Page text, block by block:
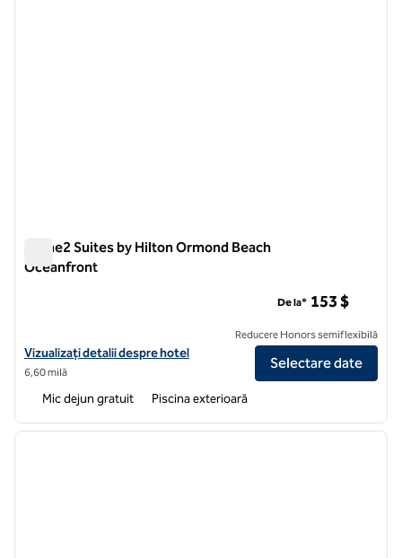
Home2 Suites by Hilton Ormond Beach
Oceanfront
Vizualizați detaliile hotelului pentru Home2 Suites by Hilton
Vizualizați detalii despre hotel
6,60 milă
De la* 153 $
Reducere Honors semiflexibilă
Selectare date
Mic dejun gratuit Piscina exterioară
1 din 12